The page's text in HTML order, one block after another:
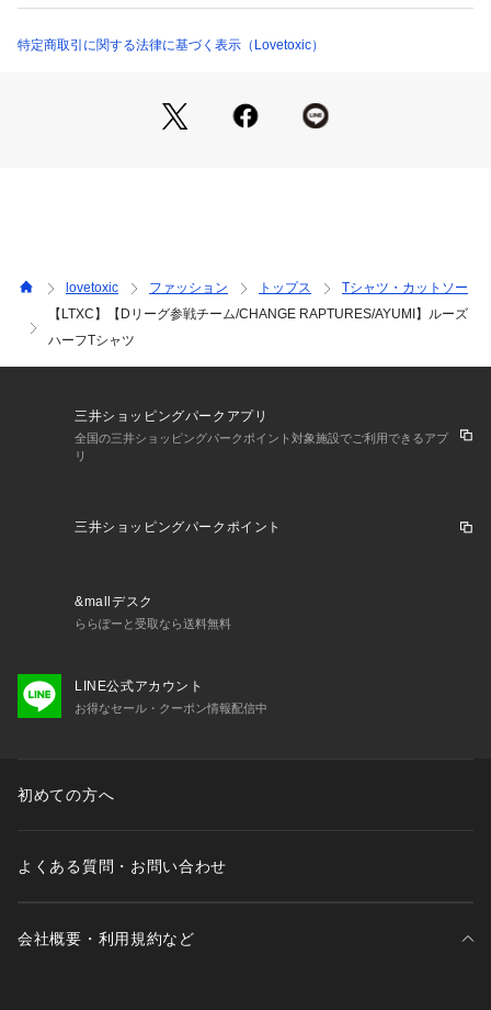
吸水速乾の機能を備えており、暑い日のお出かけにも活躍する
ビッグシルエットなTシャツは丈が長くなりすぎないよう”身幅
【ポケット】なし
【アジャスター】なし
＃ダンス　＃dance　＃ダンサー　＃ダンスウェア　＃レッス
学生　＃高学年　＃レディース　＃ティーン　＃ガールズ　＃
ダンス衣装
日陰でのつり干し乾燥がよい
ドライクリーニングができない
3510000002320
（モール）
7753213 （ショップ）
特定商取引に関する法律に基づく表示（Lovetoxic）
lovetoxic ファッション トップス
Tシャツ・カットソー
【LTXC】【Dリーグ参戦チーム/CHANGE RAPTURES/AYUMI】ルーズ
ハーフTシャツ
三井ショッピングパークアプリ
全国の三井ショッピングパークポイント対象施設でご利用できるアプ
リ
三井ショッピングパークポイント
&mallデスク
ららぽーと受取なら送料無料
LINE公式アカウント
お得なセール・クーポン情報配信中
初めての方へ
よくある質問・お問い合わせ
会社概要・利用規約など